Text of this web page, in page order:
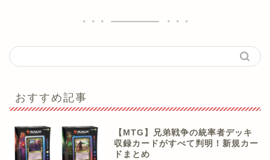
おすすめ記事
【MTG】兄弟戦争の統率者デッキ
収録カードがすべて判明！新規カー
ドまとめ